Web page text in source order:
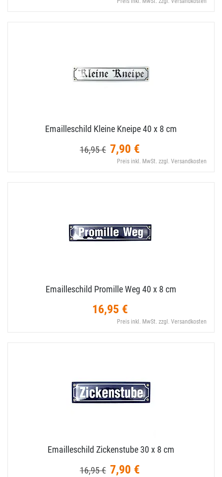
Emailleschild Kleine Kneipe 40 x 8 cm
16,95 € 7,90 €
Preis inkl. MwSt. zzgl. Versandkosten
Emailleschild Promille Weg 40 x 8 cm
16,95 €
Preis inkl. MwSt. zzgl. Versandkosten
Emailleschild Zickenstube 30 x 8 cm
16,95 € 7,90 €